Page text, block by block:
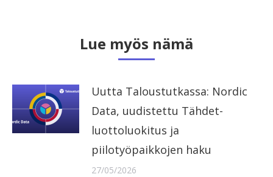
Lue myös nämä
Uutta Taloustutkassa: Nordic
Data, uudistettu Tähdet-
luottoluokitus ja
piilotyöpaikkojen haku
27/05/2026